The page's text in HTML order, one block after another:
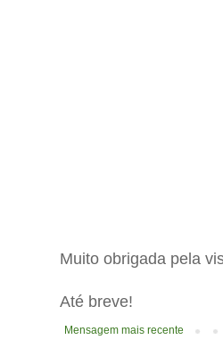
Muito obrigada pela
Até breve!
Mensagem mais recente